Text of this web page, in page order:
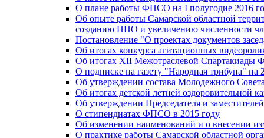
О плане работы ФПСО на I полугодие 2016
Об опыте работы Самарской областной
созданию ППО и увеличению численности
Постановление "О проектах документов
Об итогах конкурса агитационных
Об итогах XII Межотраслевой Спартакиады
О подписке на газету "Народная трибуна" на
Об утверждении состава Молодежного
Об итогах детской летней оздоровительной
Об утверждении Председателя и
О стипендиатах ФПСО в 2015 году
Об изменении наименований и о внесении
О практике работы Самарской областной